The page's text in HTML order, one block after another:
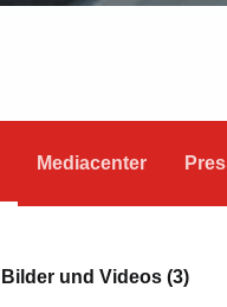
Mediacenter
Bilder und Videos (3)